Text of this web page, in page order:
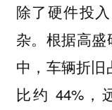
除了硬件投
杂。根据高盛
中，车辆折旧
比约 44%，